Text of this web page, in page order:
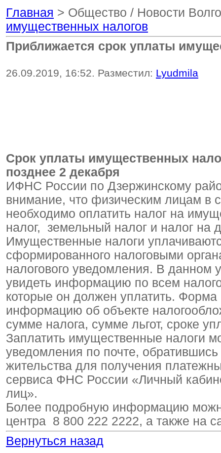
Главная > Общество / Новости
имущественных налогов
Приближается срок уплаты
26.09.2019, 16:52. Разместил: Lyudmila
Срок уплаты имущественных
позднее 2 декабря
ИФНС России по Дзержинскому
внимание, что физическим лицам в
необходимо оплатить налог на
налог, земельный налог и налог на
Имущественные налоги
сформированного налоговыми
налогового уведомления. В данном
увидеть информацию по всем
которые он должен уплатить.
информацию об объекте
сумме налога, сумме льгот, сроке
Заплатить имущественные налоги
уведомления по почте,
жительства для получения
сервиса ФНС России «Личный
лиц».
Более подробную информацию
центра 8 800 222 2222, а также на
Вернуться назад